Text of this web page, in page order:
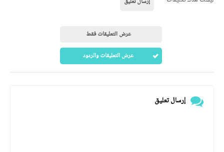
عرض التعليقات فقط
عرض التعليقات والردود
إرسال تعليق